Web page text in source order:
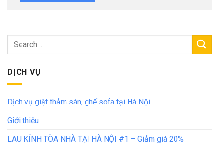
DỊCH VỤ
Dịch vụ giặt thảm sàn, ghế sofa tại Hà Nội
Giới thiệu
LAU KÍNH TÒA NHÀ TẠI HÀ NỘI #1 – Giảm giá 20%